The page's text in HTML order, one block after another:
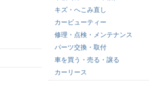
キズ・へこみ直し
カービューティー
修理・点検・メンテナンス
パーツ交換・取付
車を買う・売る・譲る
カーリース